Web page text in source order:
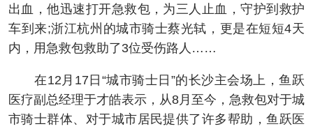
出血，他迅速打开急救包，为三人止血，守护到救护
车到来;浙江杭州的城市骑士蔡光轼，更是在短短4天
内，用急救包救助了3位受伤路人……
在12月17日“城市骑士日”的长沙主会场上，鱼跃
医疗副总经理于才皓表示，从8月至今，急救包对于城
市骑士群体、对于城市居民提供了许多帮助，鱼跃医